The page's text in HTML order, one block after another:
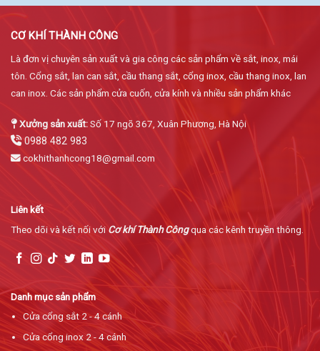
CƠ KHÍ THÀNH CÔNG
Là đơn vị chuyên sản xuất và gia công các sản phẩm về sắt, inox, mái
tôn. Cổng sắt, lan can sắt, cầu thang sắt, cổng inox, cầu thang inox, lan
can inox. Các sản phẩm cửa cuốn, cửa kính và nhiều sản phẩm khác
Xưởng sản xuất:Số 17 ngõ 367, Xuân Phương, Hà Nội
0988 482 983
cokhithanhcong18@gmail.com
Danh mục sản phẩm
Cửa cổng sắt 2 - 4 cánh
Cửa cổng inox 2 - 4 cánh
Liên kết
Theo dõi và kết nối với Cơ khí Thành Côngqua các kênh truyền thông.